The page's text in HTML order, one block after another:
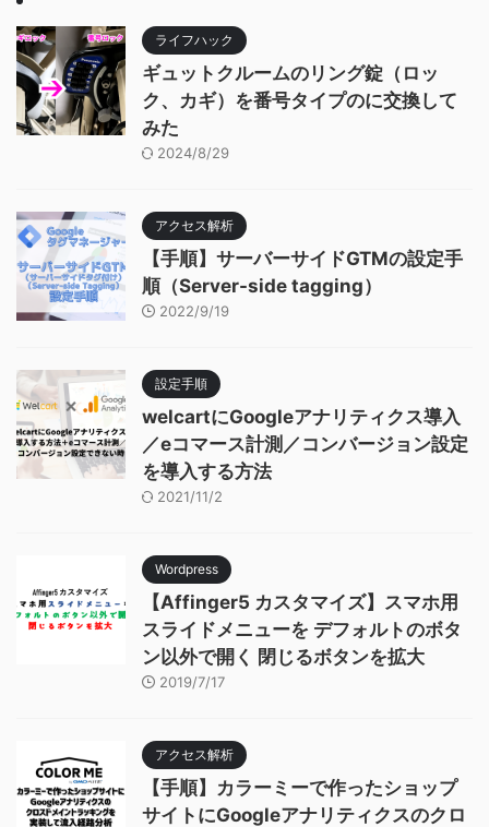
ライフハック
ギュットクルームのリング錠（ロッ
ク、カギ）を番号タイプのに交換して
みた
2024/8/29
アクセス解析
【手順】サーバーサイドGTMの設定手
順（Server-side tagging）
2022/9/19
設定手順
welcartにGoogleアナリティクス導入
／eコマース計測／コンバージョン設定
を導入する方法
2021/11/2
Wordpress
【Affinger5 カスタマイズ】スマホ用
スライドメニューを デフォルトのボタ
ン以外で開く 閉じるボタンを拡大
2019/7/17
アクセス解析
【手順】カラーミーで作ったショップ
サイトにGoogleアナリティクスのクロ